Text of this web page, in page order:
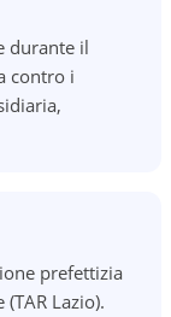
durante il
contro i
prefettizia
Lazio).